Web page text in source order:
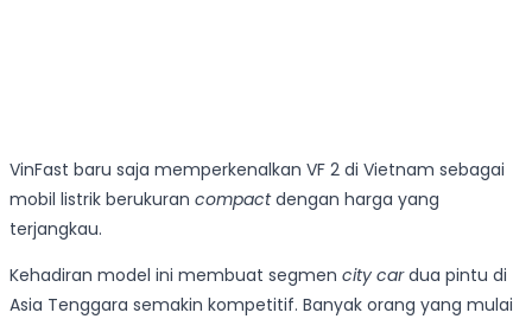
VinFast baru saja memperkenalkan VF 2 di Vietnam sebagai
mobil listrik berukuran compactdengan harga yang
terjangkau.
Kehadiran model ini membuat segmen city cardua pintu di
Asia Tenggara semakin kompetitif. Banyak orang yang mulai